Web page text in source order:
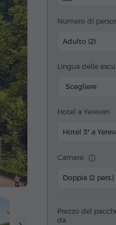
Numero di
Adulto (2)
Lingua delle
Scegliere
Hotel a Yerevan
Hotel 3* a
Camere
Doppia (2 pers.)
Prezzo del
da